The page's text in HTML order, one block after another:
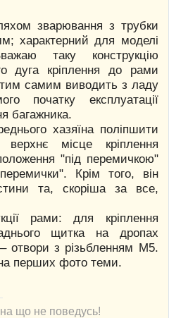
зварювання з трубки
характерний для моделі
таку конструкцію
дуга кріплення до рами
самим виводить з ладу
початку експлуатації
багажника.
хазяїна поліпшити
верхнє місце кріплення
"під перемичкою"
Крім того, він
та, скоріша за все,
рами: для кріплення
щитка на дропах
– отвори з різьбленням М5.
перших фото теми.
що не поведусь!